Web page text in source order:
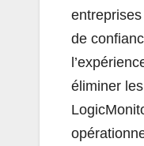
de
éliminer